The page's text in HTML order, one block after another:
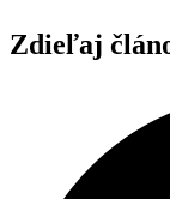
Zdieľaj